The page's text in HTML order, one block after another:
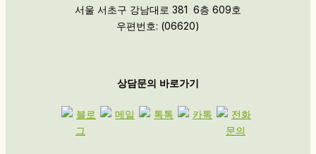
서울 서초구 강남대로 381 6층 609호
우편번호: (06620)
상담문의 바로가기